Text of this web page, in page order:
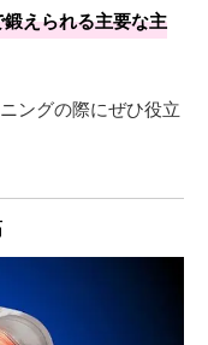
えられる主要な主
ングの際にぜひ役立